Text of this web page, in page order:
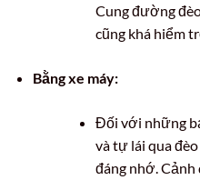
Cung đường
cũng khá hiểm
Bằng xe máy:
Đối với những
và tự lái qua
đáng nhớ.